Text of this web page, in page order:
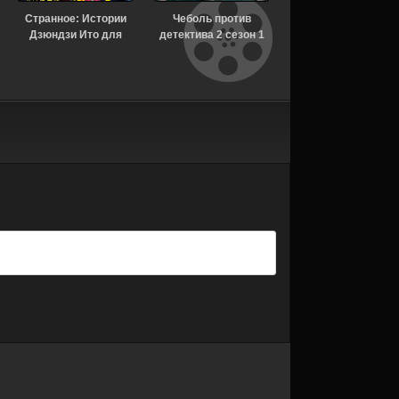
Странное: Истории
Дзюндзи Ито для
Чеболь против
детектива 2 сезон 1
серия [Смотреть
Онлайн]